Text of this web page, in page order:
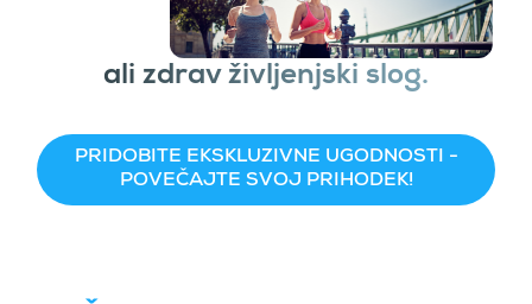
ali zdrav življenjski slog.
PRIDOBITE EKSKLUZIVNE UGODNOSTI -
POVEČAJTE SVOJ PRIHODEK!